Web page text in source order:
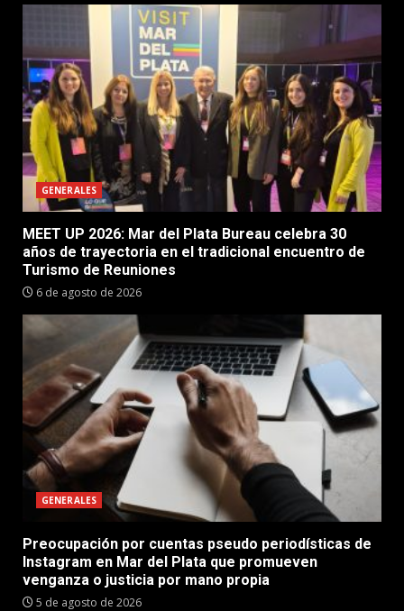
GENERALES
MEET UP 2026: Mar del Plata Bureau celebra 30
años de trayectoria en el tradicional encuentro de
Turismo de Reuniones
6 de agosto de 2026
GENERALES
Preocupación por cuentas pseudo periodísticas de
Instagram en Mar del Plata que promueven
venganza o justicia por mano propia
5 de agosto de 2026